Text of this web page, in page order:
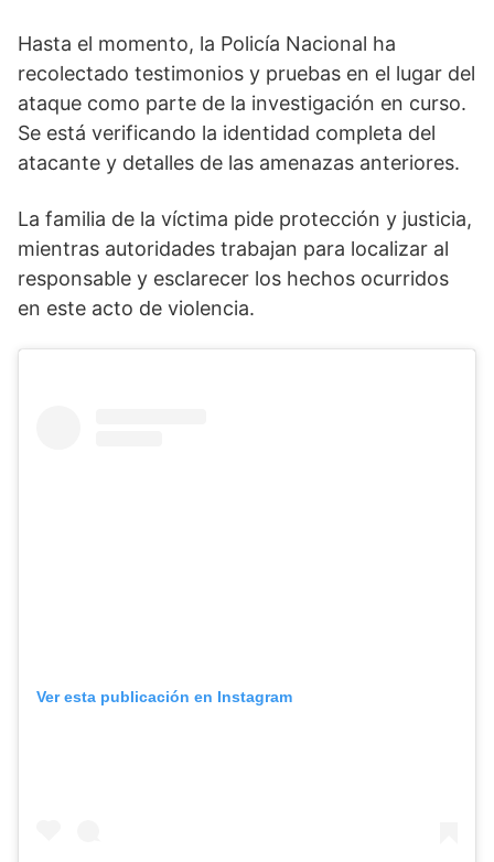
Hasta el momento, la Policía Nacional ha
recolectado testimonios y pruebas en el lugar del
ataque como parte de la investigación en curso.
Se está verificando la identidad completa del
atacante y detalles de las amenazas anteriores.
La familia de la víctima pide protección y justicia,
mientras autoridades trabajan para localizar al
responsable y esclarecer los hechos ocurridos
en este acto de violencia.
Ver esta publicación en Instagram